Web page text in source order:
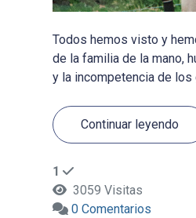
Todos hemos visto y
de la familia de la mano,
y la incompetencia de los
Continuar leyendo
1
3059 Visitas
0 Comentarios